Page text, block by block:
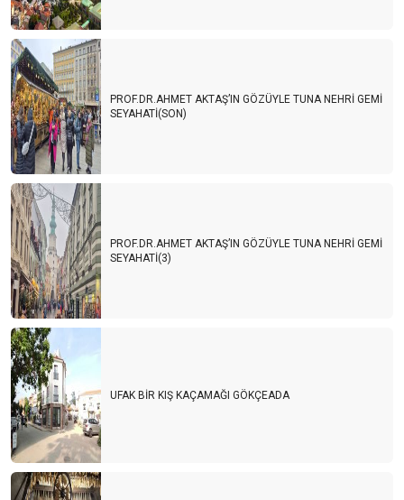
PROF.DR.AHMET AKTAŞ’IN GÖZÜYLE TUNA NEHRİ GEMİ
SEYAHATİ(SON)
PROF.DR.AHMET AKTAŞ’IN GÖZÜYLE TUNA NEHRİ GEMİ
SEYAHATİ(3)
UFAK BİR KIŞ KAÇAMAĞI GÖKÇEADA